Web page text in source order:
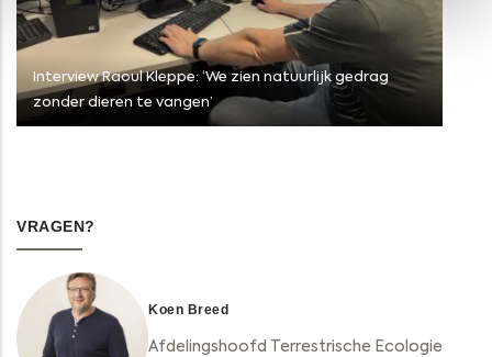
Interview Raoul Kleppe: ‘We zien natuurlijk gedrag
zonder dieren te vangen’
VRAGEN?
Koen Breed
Afdelingshoofd Terrestrische Ecologie